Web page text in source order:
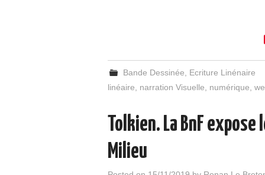
Bande Dessinée
Ecriture Linénaire
linéaire
narration Visuelle numérique
Tolkien. La BnF
Milieu